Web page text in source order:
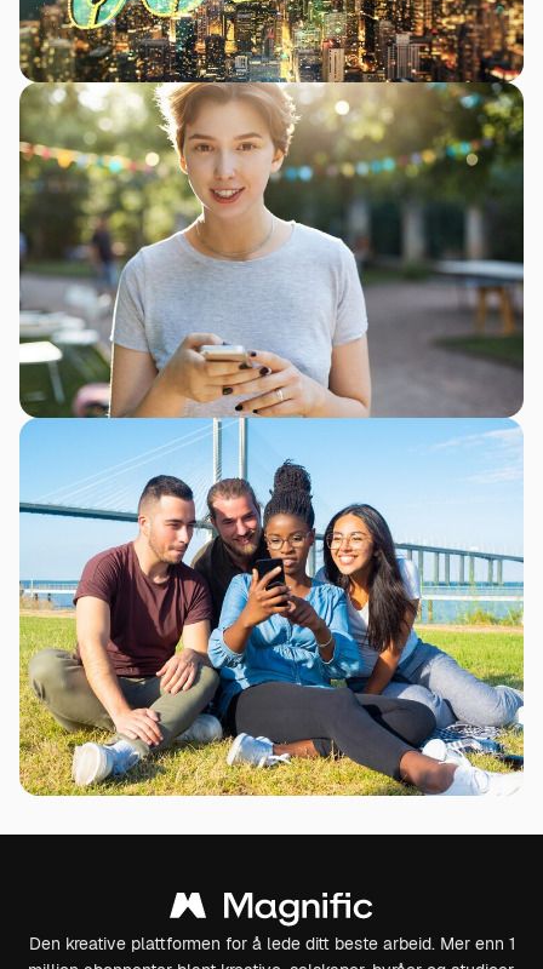
Den kreative plattformen for å lede ditt beste arbeid. Mer enn 1